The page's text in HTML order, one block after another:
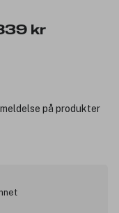
kr
på produkter